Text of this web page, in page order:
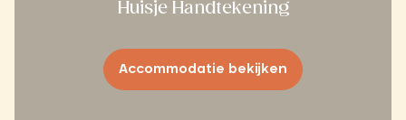
Huisje Handtekening
Accommodatie bekijken